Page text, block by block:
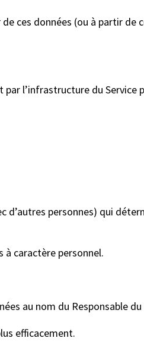
ces données (ou à partir de
l’infrastructure du Service
d’autres personnes) qui
caractère personnel.
au nom du Responsable
efficacement.